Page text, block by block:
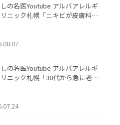
の名医Youtube アルバアレルギ
ニック札幌「ニキビが皮膚科で
。
の名医Youtube アルバアレルギ
ニック札幌「30代から急に老け